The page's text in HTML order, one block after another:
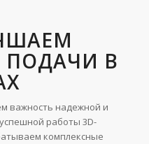
В
важность надежной и
работы 3D-
комплексные